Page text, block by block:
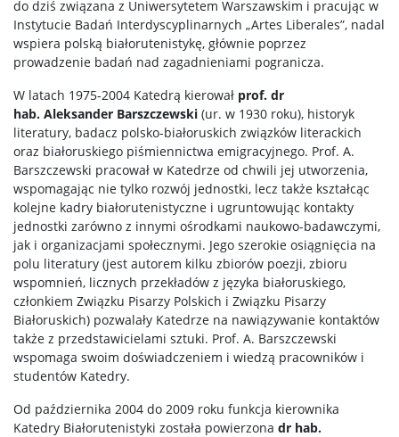
do dziś związana z Uniwersytetem Warszawskim i pracując w
Instytucie Badań Interdyscyplinarnych „Artes Liberales”, nadal
wspiera polską białorutenistykę, głównie poprzez
prowadzenie badań nad zagadnieniami pogranicza.
W latach 1975-2004 Katedrą kierował prof. dr
hab. Aleksander Barszczewski (ur. w 1930 roku), historyk
literatury, badacz polsko-białoruskich związków literackich
oraz białoruskiego piśmiennictwa emigracyjnego. Prof. A.
Barszczewski pracował w Katedrze od chwili jej utworzenia,
wspomagając nie tylko rozwój jednostki, lecz także kształcąc
kolejne kadry białorutenistyczne i ugruntowując kontakty
jednostki zarówno z innymi ośrodkami naukowo-badawczymi,
jak i organizacjami społecznymi. Jego szerokie osiągnięcia na
polu literatury (jest autorem kilku zbiorów poezji, zbioru
wspomnień, licznych przekładów z języka białoruskiego,
członkiem Związku Pisarzy Polskich i Związku Pisarzy
Białoruskich) pozwalały Katedrze na nawiązywanie kontaktów
także z przedstawicielami sztuki. Prof. A. Barszczewski
wspomaga swoim doświadczeniem i wiedzą pracowników i
studentów Katedry.
Od października 2004 do 2009 roku funkcja kierownika
Katedry Białorutenistyki została powierzona dr hab.